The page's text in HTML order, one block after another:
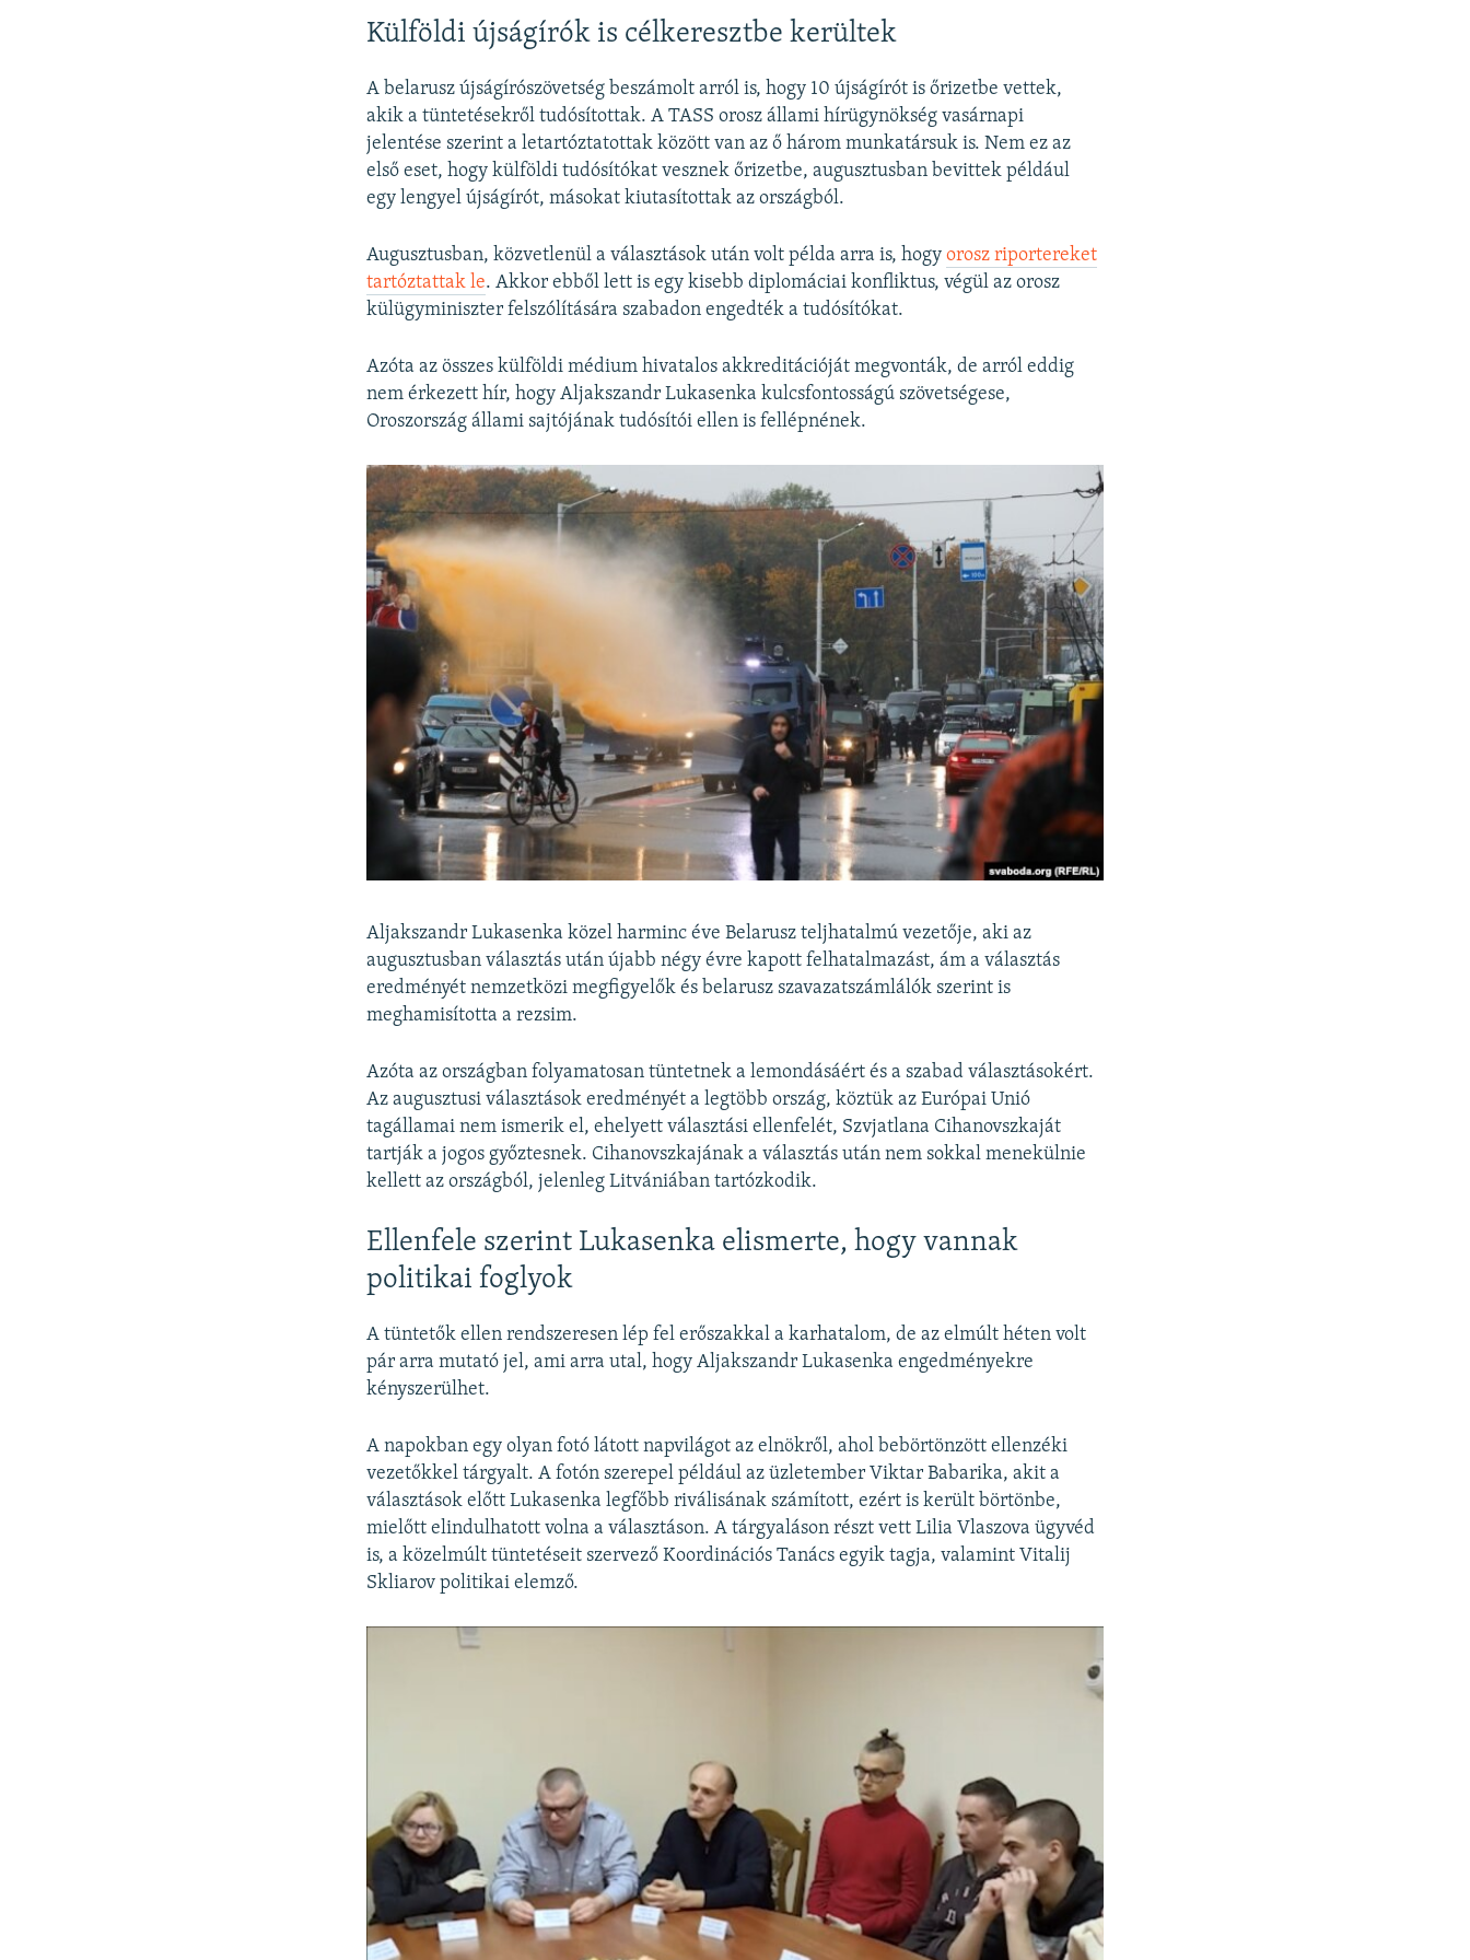
Külföldi újságírók is célkeresztbe kerültek
A belarusz újságírószövetség beszámolt arról is, hogy 10 újságírót is őrizetbe vettek,
akik a tüntetésekről tudósítottak. A TASS orosz állami hírügynökség vasárnapi
jelentése szerint a letartóztatottak között van az ő három munkatársuk is. Nem ez az
első eset, hogy külföldi tudósítókat vesznek őrizetbe, augusztusban bevittek például
egy lengyel újságírót, másokat kiutasítottak az országból.
Augusztusban, közvetlenül a választások után volt példa arra is, hogyorosz riportereket
tartóztattak le. Akkor ebből lett is egy kisebb diplomáciai konfliktus, végül az orosz
külügyminiszter felszólítására szabadon engedték a tudósítókat.
Azóta az összes külföldi médium hivatalos akkreditációját megvonták, de arról eddig
nem érkezett hír, hogy Aljakszandr Lukasenka kulcsfontosságú szövetségese,
Oroszország állami sajtójának tudósítói ellen is fellépnének.
Aljakszandr Lukasenka közel harminc éve Belarusz teljhatalmú vezetője, aki az
augusztusban választás után újabb négy évre kapott felhatalmazást, ám a választás
eredményét nemzetközi megfigyelők és belarusz szavazatszámlálók szerint is
meghamisította a rezsim.
Azóta az országban folyamatosan tüntetnek a lemondásáért és a szabad választásokért.
Az augusztusi választások eredményét a legtöbb ország, köztük az Európai Unió
tagállamai nem ismerik el, ehelyett választási ellenfelét, Szvjatlana Cihanovszkaját
tartják a jogos győztesnek. Cihanovszkajának a választás után nem sokkal menekülnie
kellett az országból, jelenleg Litvániában tartózkodik.
Ellenfele szerint Lukasenka elismerte, hogy vannak
politikai foglyok
A tüntetők ellen rendszeresen lép fel erőszakkal a karhatalom, de az elmúlt héten volt
pár arra mutató jel, ami arra utal, hogy Aljakszandr Lukasenka engedményekre
kényszerülhet.
A napokban egy olyan fotó látott napvilágot az elnökről, ahol bebörtönzött ellenzéki
vezetőkkel tárgyalt. A fotón szerepel például az üzletember Viktar Babarika, akit a
választások előtt Lukasenka legfőbb riválisának számított, ezért is került börtönbe,
mielőtt elindulhatott volna a választáson. A tárgyaláson részt vett Lilia Vlaszova ügyvéd
is, a közelmúlt tüntetéseit szervező Koordinációs Tanács egyik tagja, valamint Vitalij
Skliarov politikai elemző.